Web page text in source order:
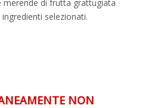
di frutta grattugiata
selezionati.
NON